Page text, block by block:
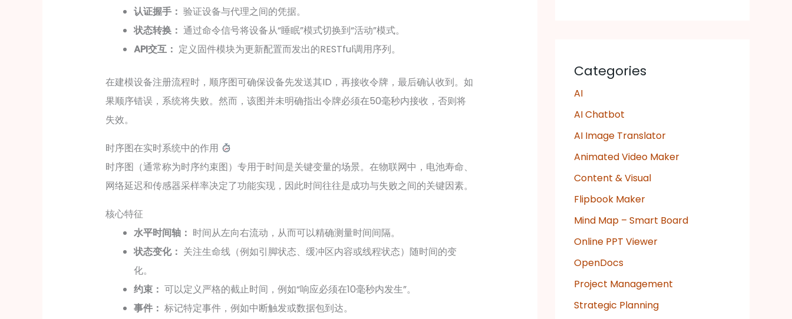
认证握手： 验证设备与代理之间的凭据。
状态转换： 通过命令信号将设备从“睡眠”模式切换到“活动”模式。
API交互： 定义固件模块为更新配置而发出的RESTful调用序列。
在建模设备注册流程时，顺序图可确保设备先发送其ID，再接收令牌，最后确认收到。如
果顺序错误，系统将失败。然而，该图并未明确指出令牌必须在50毫秒内接收，否则将
失效。
时序图在实时系统中的作用
时序图（通常称为时序约束图）专用于时间是关键变量的场景。在物联网中，电池寿命、
网络延迟和传感器采样率决定了功能实现，因此时间往往是成功与失败之间的关键因素。
核心特征
水平时间轴： 时间从左向右流动，从而可以精确测量时间间隔。
状态变化： 关注生命线（例如引脚状态、缓冲区内容或线程状态）随时间的变
化。
约束： 可以定义严格的截止时间，例如“响应必须在10毫秒内发生”。
事件： 标记特定事件，例如中断触发或数据包到达。
Categories
AI
AI Chatbot
AI Image Translator
Animated Video Maker
Content & Visual
Flipbook Maker
Mind Map – Smart Board
Online PPT Viewer
OpenDocs
Project Management
Strategic Planning